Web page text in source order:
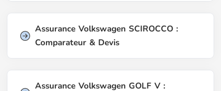
Assurance Volkswagen SCIROCCO :
Comparateur & Devis
Assurance Volkswagen GOLF V :